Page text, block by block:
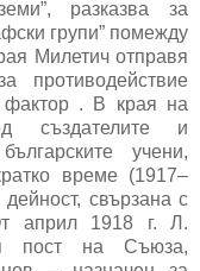
разказва за
групи” помежду
Милетич отправя
противодействие
фактор . В края на
създателите и
учени,
време (1917–
свързана с
април 1918 г. Л.
пост на Съюза,